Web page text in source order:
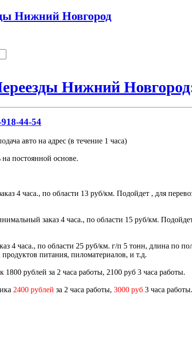
Нижний Новгород
Нижний Новгород
44-54
авто на адрес (в течение 1 часа)
постоянной основе.
4 часа., по области 13 руб/км. Подойдет , для
заказ 4 часа., по области 15 руб/км.
4 часа., по области 25 руб/км. г/п 5 тонн, длина по
питания, пиломатериалов, и т.д.
1800 рублей за 2 часа работы, 2100 руб 3 часа работы.
2400 рублей за 2 часа работы, 3000 руб 3 часа работы.